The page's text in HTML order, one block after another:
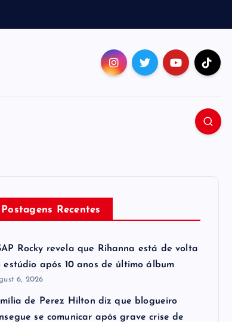
Postagens Recentes
Rocky revela que Rihanna está de volta
estúdio após 10 anos de último álbum
6, 2026
de Perez Hilton diz que blogueiro
se comunicar após grave crise de